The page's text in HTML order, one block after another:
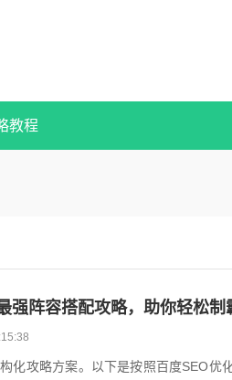
教程
强阵容搭配攻略，助你轻松制
化攻略方案。以下是按照百度SEO优